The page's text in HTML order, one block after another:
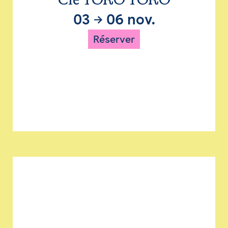
03 → 06 nov.
Réserver